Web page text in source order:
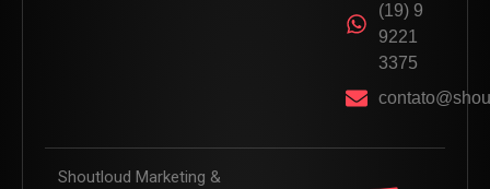
(19) 9
9221
3375
Shoutloud Marketing &